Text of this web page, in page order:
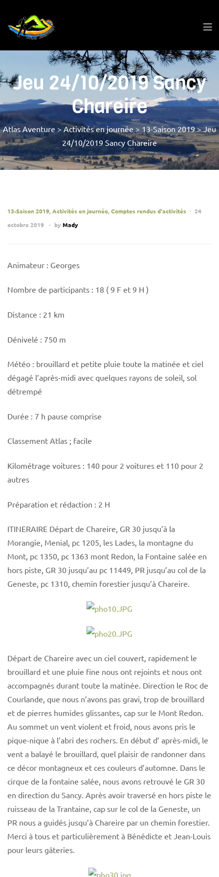
Jeu 24/10/2019 Sancy
Chareire
Atlas Aventure > Activités en journée > 13-Saison 2019>Jeu
24/10/2019 Sancy Chareire
13-Saison 2019,Activités en journée,Comptes rendus d'activités
24
octobre 2019
by Mady
Animateur : Georges
Nombre de participants : 18 ( 9 F et 9 H )
Distance : 21 km
Dénivelé : 750 m
Météo : brouillard et petite pluie toute la matinée et ciel
dégagé l’après-midi avec quelques rayons de soleil, sol
détrempé
Durée : 7 h pause comprise
Classement Atlas ; facile
Kilométrage voitures : 140 pour 2 voitures et 110 pour 2
autres
Préparation et rédaction : 2 H
ITINERAIRE Départ de Chareire, GR 30 jusqu’à la
Morangie, Menial, pc 1205, les Lades, la montagne du
Mont, pc 1350, pc 1363 mont Redon, la Fontaine salée en
hors piste, GR 30 jusqu’au pc 11449, PR jusqu’au col de la
Geneste, pc 1310, chemin forestier jusqu’à Chareire.
Départ de Chareire avec un ciel couvert, rapidement le
brouillard et une pluie fine nous ont rejoints et nous ont
accompagnés durant toute la matinée. Direction le Roc de
Courlande, que nous n’avons pas gravi, trop de brouillard
et de pierres humides glissantes, cap sur le Mont Redon.
Au sommet un vent violent et froid, nous avons pris le
pique-nique à l’abri des rochers. En début d’ après-midi, le
vent a balayé le brouillard, quel plaisir de randonner dans
ce décor montagneux et ces couleurs d’automne. Dans le
cirque de la fontaine salée, nous avons retrouvé le GR 30
en direction du Sancy. Après avoir traversé en hors piste le
ruisseau de la Trantaine, cap sur le col de la Geneste, un
PR nous a guidés jusqu’à Chareire par un chemin forestier.
Merci à tous et particulièrement à Bénédicte et Jean-Louis
pour leurs gâteries.